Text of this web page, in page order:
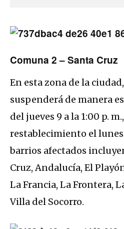
Comuna 2 – Santa Cruz
En esta zona de la
suspenderá de manera
del jueves 9 a la 1:00 p.
restablecimiento el lunes
barrios afectados
Cruz, Andalucía, El
La Francia, La Frontera,
Villa del Socorro.